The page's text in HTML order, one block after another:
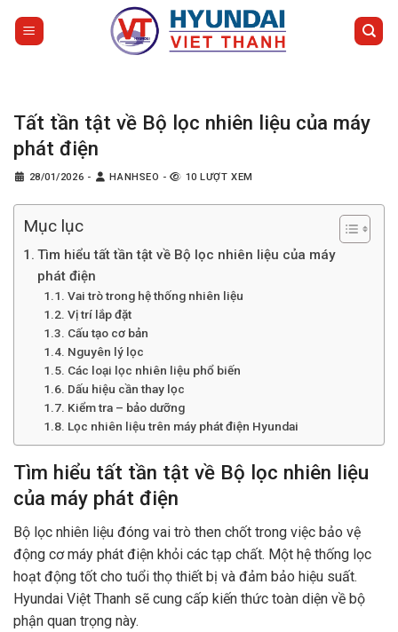
Tất tần tật về Bộ lọc nhiên liệu của máy
phát điện
28/01/2026 - HANHSEO - 10 LƯỢT XEM
Mục lục
Tìm hiểu tất tần tật về Bộ lọc nhiên liệu của máy
phát điện
Vai trò trong hệ thống nhiên liệu
Vị trí lắp đặt
Cấu tạo cơ bản
Nguyên lý lọc
Các loại lọc nhiên liệu phổ biến
Dấu hiệu cần thay lọc
Kiểm tra – bảo dưỡng
Lọc nhiên liệu trên máy phát điện Hyundai
Tìm hiểu tất tần tật về Bộ lọc nhiên liệu
của máy phát điện
Bộ lọc nhiên liệu đóng vai trò then chốt trong việc bảo vệ
động cơ máy phát điện khỏi các tạp chất. Một hệ thống lọc
hoạt động tốt cho tuổi thọ thiết bị và đảm bảo hiệu suất.
Hyundai Việt Thanh sẽ cung cấp kiến thức toàn diện về bộ
phận quan trọng này.